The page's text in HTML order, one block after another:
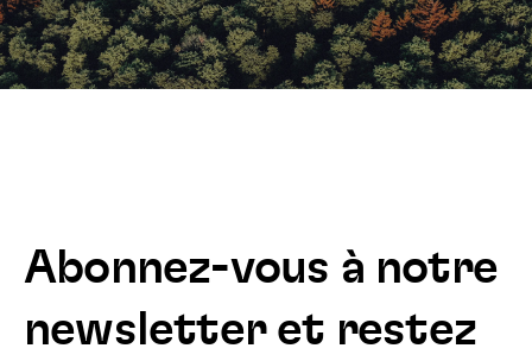
Abonnez-vous à notre
newsletter et restez